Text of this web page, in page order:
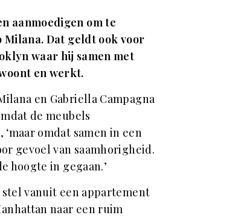
aanmoedigen om te
Milana. Dat geldt ook voor
waar hij samen met
en werkt.
en Gabriella Campagna
de meubels
omdat samen in een
gevoel van saamhorigheid.
hoogte in gegaan.’
vanuit een appartement
naar een ruim